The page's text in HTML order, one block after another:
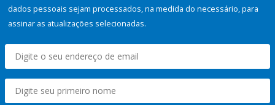
dados pessoais sejam processados, na medida do necessário, para
assinar as atualizações selecionadas.